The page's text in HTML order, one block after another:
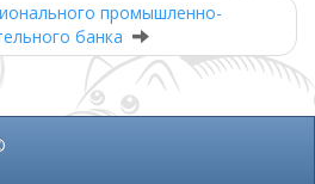
промышленно-
банка